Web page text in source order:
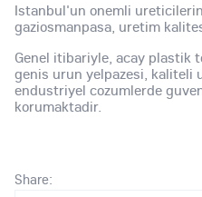
Istanbul'un onemli
gaziosmanpasa, uretim
Genel itibariyle, acay plastik
genis urun yelpazesi, kaliteli
endustriyel cozumlerde
korumaktadir.
Share: